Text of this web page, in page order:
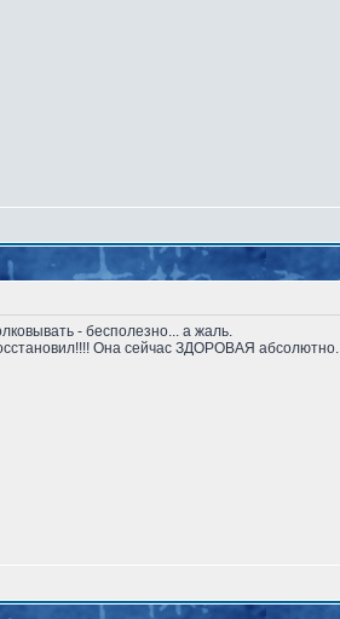
- бесполезно... а жаль.
Она сейчас ЗДОРОВАЯ абсолютно.